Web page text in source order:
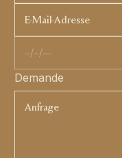
Demande